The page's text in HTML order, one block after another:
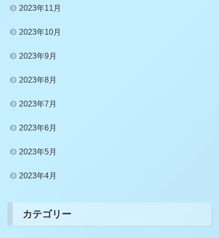
2023年11月
2023年10月
2023年9月
2023年8月
2023年7月
2023年6月
2023年5月
2023年4月
カテゴリー